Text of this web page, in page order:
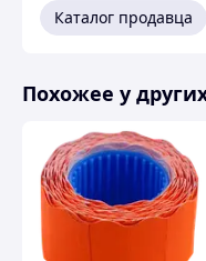
Каталог продавца
Похожее у